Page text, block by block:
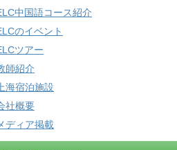
中国語コース紹介
のイベント
ツアー
師紹介
海宿泊施設
社概要
ディア掲載